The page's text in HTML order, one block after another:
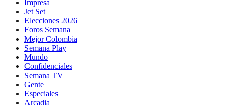
Impresa
Jet Set
Elecciones 2026
Foros Semana
Mejor Colombia
Semana Play
Mundo
Confidenciales
Semana TV
Gente
Especiales
Arcadia